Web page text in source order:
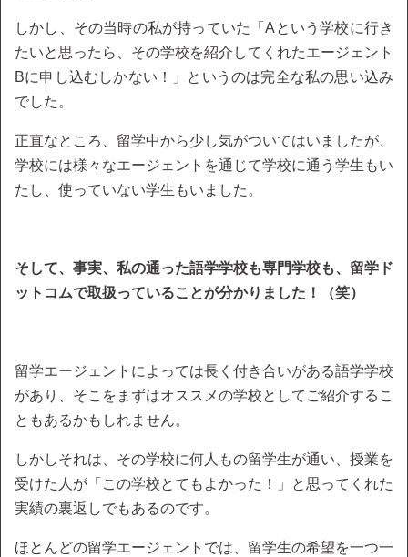
しかし、その当時の私が持っていた「Aという学校に行き
たいと思ったら、その学校を紹介してくれたエージェント
Bに申し込むしかない！」というのは完全な私の思い込み
でした。
正直なところ、留学中から少し気がついてはいましたが、
学校には様々なエージェントを通じて学校に通う学生もい
たし、使っていない学生もいました。
そして、事実、私の通った語学学校も専門学校も、留学ド
ットコムで取扱っていることが分かりました！（笑）
留学エージェントによっては長く付き合いがある語学学校
があり、そこをまずはオススメの学校としてご紹介するこ
ともあるかもしれません。
しかしそれは、その学校に何人もの留学生が通い、授業を
受けた人が「この学校とてもよかった！」と思ってくれた
実績の裏返しでもあるのです。
ほとんどの留学エージェントでは、留学生の希望を一つ一